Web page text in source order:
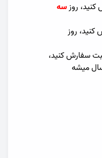
روزسه
روز
سفارش کنید،
میشه